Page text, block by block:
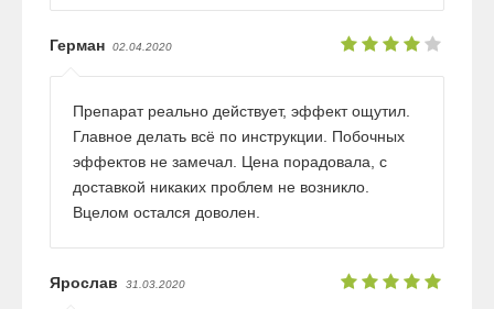
Герман 02.04.2020
Препарат реально действует, эффект ощутил.
Главное делать всё по инструкции. Побочных
эффектов не замечал. Цена порадовала, с
доставкой никаких проблем не возникло.
Вцелом остался доволен.
Ярослав 31.03.2020